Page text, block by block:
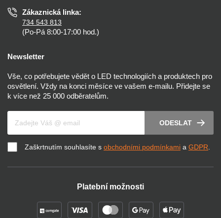
Zákaznická linka:
734 543 813
(Po-Pá 8:00-17:00 hod.)
Newsletter
Vše, co potřebujete vědět o LED technologiích a produktech pro
osvětlení. Vždy na konci měsíce ve vašem e-mailu. Přidejte se
k více než 25 000 odběratelům.
ODESLAT
Zaškrtnutím souhlasíte s obchodními podmínkami a GDPR
Platební možnosti